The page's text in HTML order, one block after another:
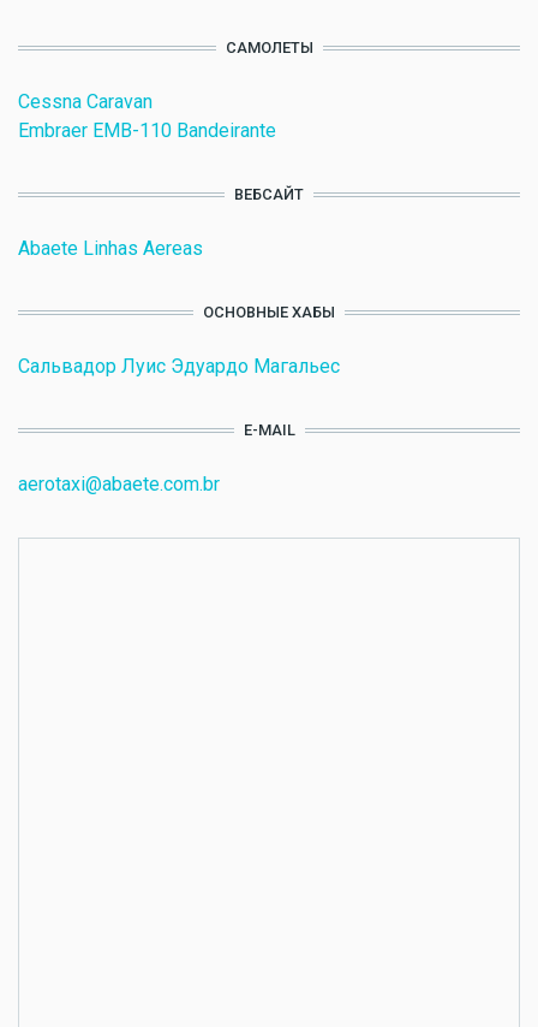
САМОЛЕТЫ
Cessna Caravan
Embraer EMB-110 Bandeirante
ВЕБСАЙТ
Abaete Linhas Aereas
ОСНОВНЫЕ ХАБЫ
Сальвадор Луис Эдуардо Магальес
E-MAIL
aerotaxi@abaete.com.br